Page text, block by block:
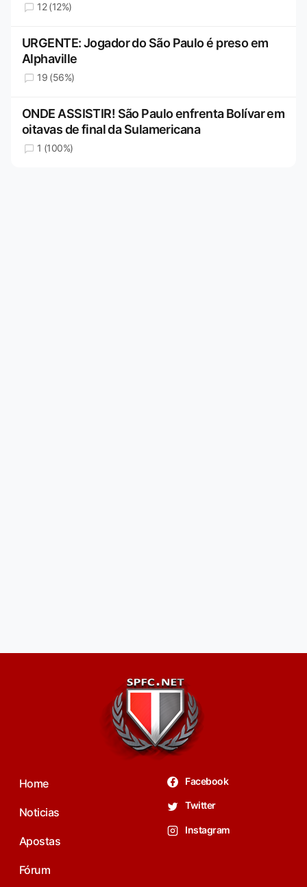
12 (12%)
URGENTE: Jogador do São Paulo é preso em
Alphaville
19 (56%)
ONDE ASSISTIR! São Paulo enfrenta Bolívar em
oitavas de final da Sulamericana
1 (100%)
Home
Noticias
Apostas
Fórum
Facebook
Twitter
Instagram